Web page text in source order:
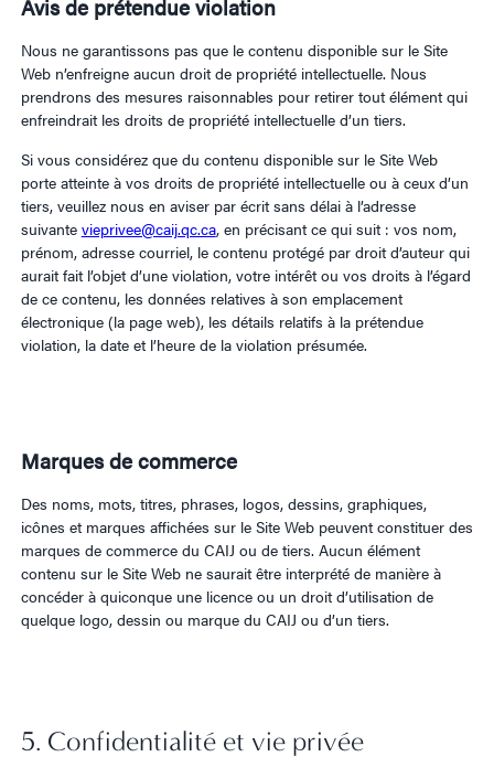
Avis de prétendue violation
Nous ne garantissons pas que le contenu disponible sur le Site
Web n’enfreigne aucun droit de propriété intellectuelle. Nous
prendrons des mesures raisonnables pour retirer tout élément qui
enfreindrait les droits de propriété intellectuelle d’un tiers.
Si vous considérez que du contenu disponible sur le Site Web
porte atteinte à vos droits de propriété intellectuelle ou à ceux d’un
tiers, veuillez nous en aviser par écrit sans délai à l’adresse
suivante vieprivee@caij.qc.ca, en précisant ce qui suit : vos nom,
prénom, adresse courriel, le contenu protégé par droit d’auteur qui
aurait fait l’objet d’une violation, votre intérêt ou vos droits à l’égard
de ce contenu, les données relatives à son emplacement
électronique (la page web), les détails relatifs à la prétendue
violation, la date et l’heure de la violation présumée.
Marques de commerce
Des noms, mots, titres, phrases, logos, dessins, graphiques,
icônes et marques affichées sur le Site Web peuvent constituer des
marques de commerce du CAIJ ou de tiers. Aucun élément
contenu sur le Site Web ne saurait être interprété de manière à
concéder à quiconque une licence ou un droit d’utilisation de
quelque logo, dessin ou marque du CAIJ ou d’un tiers.
5. Confidentialité et vie privée